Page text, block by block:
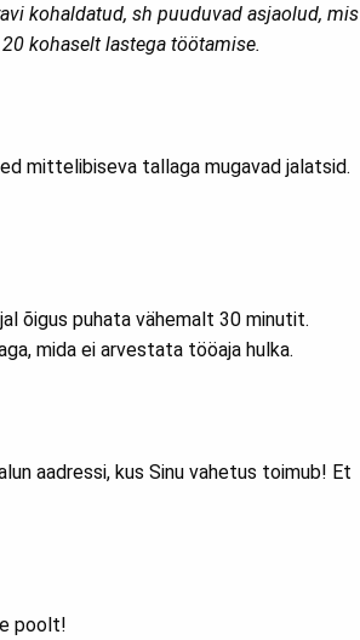
kohaldatud, sh puuduvad asjaolud, mis
kohaselt lastega töötamise.
mittelibiseva tallaga mugavad jalatsid.
õigus puhata vähemalt 30 minutit.
mida ei arvestata tööaja hulka.
aadressi, kus Sinu vahetus toimub! Et
poolt!